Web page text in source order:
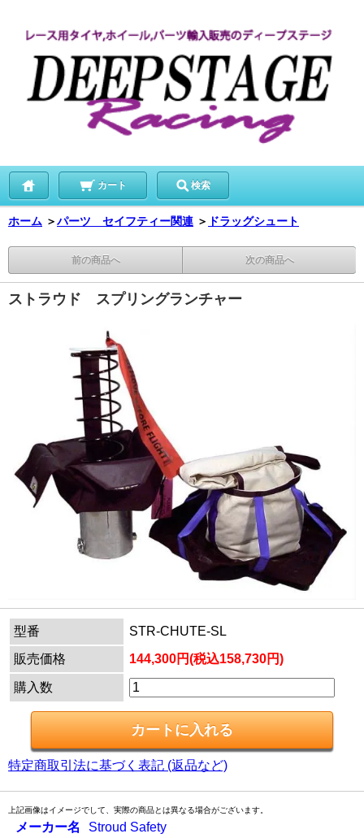
カート 検索
ホーム ＞パーツ セイフティー関連 ＞ ドラッグシュート
前の商品へ 次の商品へ
ストラウド スプリングランチャー
型番
STR-CHUTE-SL
販売価格
144,300円(税込158,730円)
購入数
特定商取引法に基づく表記 (返品など)
上記画像はイメージでして、実際の商品とは異なる場合がございます。
メーカー名
Stroud Safety